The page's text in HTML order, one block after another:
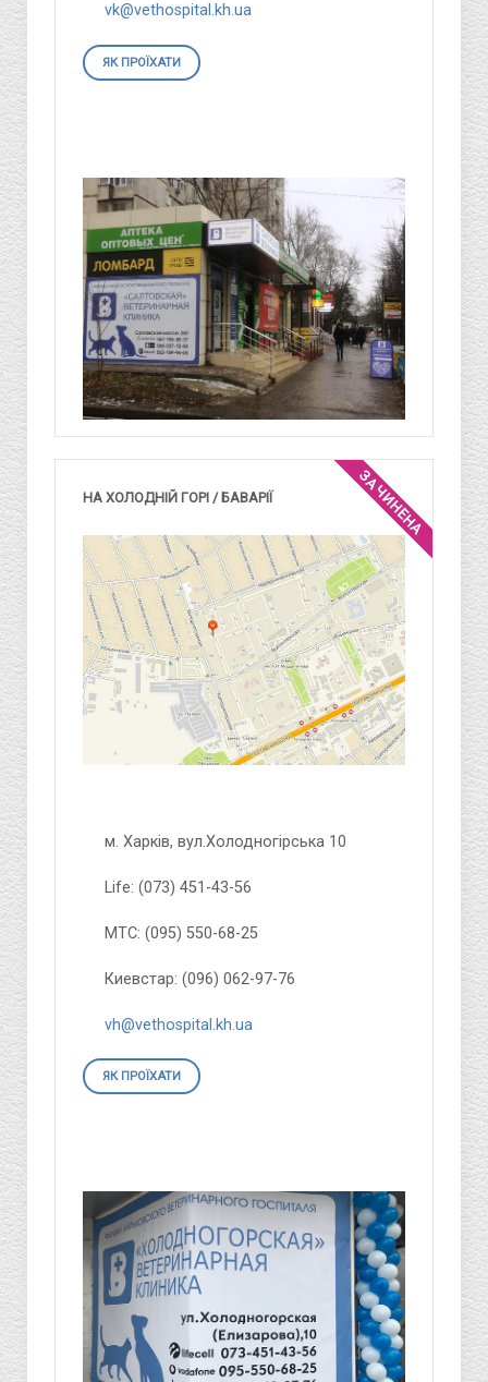
vk@vethospital.kh.ua
ЯК ПРОЇХАТИ
ЗАЧИНЕНА
НА ХОЛОДНІЙ ГОРІ / БАВАРІЇ
м. Харків, вул.Холодногірська 10
Life: (073) 451-43-56
МТС: (095) 550-68-25
Киевстар: (096) 062-97-76
vh@vethospital.kh.ua
ЯК ПРОЇХАТИ